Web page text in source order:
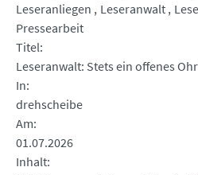
Leseranliegen
Leseranwalt
Pressearbeit
Titel
Leseranwalt: Stets ein offenes
In
drehscheibe
Am
01.07.2026
Inhalt